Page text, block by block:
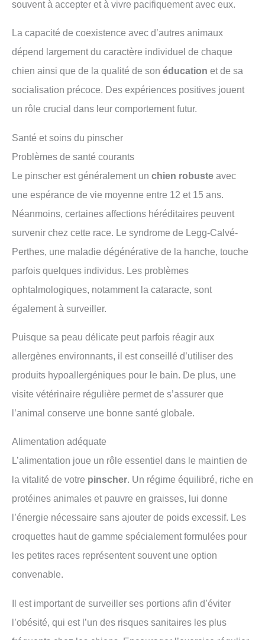
souvent à accepter et à vivre pacifiquement avec eux.
La capacité de coexistence avec d’autres animaux
dépend largement du caractère individuel de chaque
chien ainsi que de la qualité de son éducation et de sa
socialisation précoce. Des expériences positives jouent
un rôle crucial dans leur comportement futur.
Santé et soins du pinscher
Problèmes de santé courants
Le pinscher est généralement un chien robuste avec
une espérance de vie moyenne entre 12 et 15 ans.
Néanmoins, certaines affections héréditaires peuvent
survenir chez cette race. Le syndrome de Legg-Calvé-
Perthes, une maladie dégénérative de la hanche, touche
parfois quelques individus. Les problèmes
ophtalmologiques, notamment la cataracte, sont
également à surveiller.
Puisque sa peau délicate peut parfois réagir aux
allergènes environnants, il est conseillé d’utiliser des
produits hypoallergéniques pour le bain. De plus, une
visite vétérinaire régulière permet de s’assurer que
l’animal conserve une bonne santé globale.
Alimentation adéquate
L’alimentation joue un rôle essentiel dans le maintien de
la vitalité de votre pinscher. Un régime équilibré, riche en
protéines animales et pauvre en graisses, lui donne
l’énergie nécessaire sans ajouter de poids excessif. Les
croquettes haut de gamme spécialement formulées pour
les petites races représentent souvent une option
convenable.
Il est important de surveiller ses portions afin d’éviter
l’obésité, qui est l’un des risques sanitaires les plus